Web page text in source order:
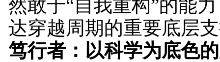
然敢于“自我重构”的能
达穿越周期的重要底层
笃行者：以科学为底色